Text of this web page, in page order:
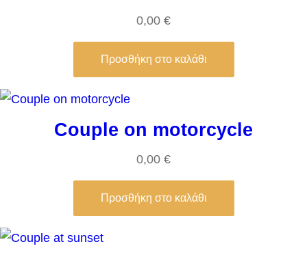
0,00 €
Προσθήκη στο καλάθι
Couple on motorcycle
0,00 €
Προσθήκη στο καλάθι